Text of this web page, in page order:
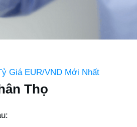
Giá EUR/VND Mới Nhất
Thọ